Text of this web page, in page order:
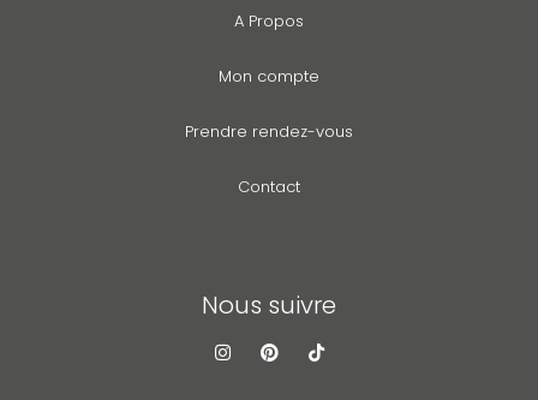
A Propos
Mon compte
Prendre rendez-vous
Contact
Nous suivre